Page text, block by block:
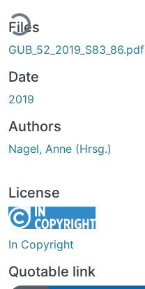
Files
GUB_52_2019_S83_86.pdf
Date
2019
Authors
Nagel, Anne (Hrsg.)
License
In Copyright
Quotable link